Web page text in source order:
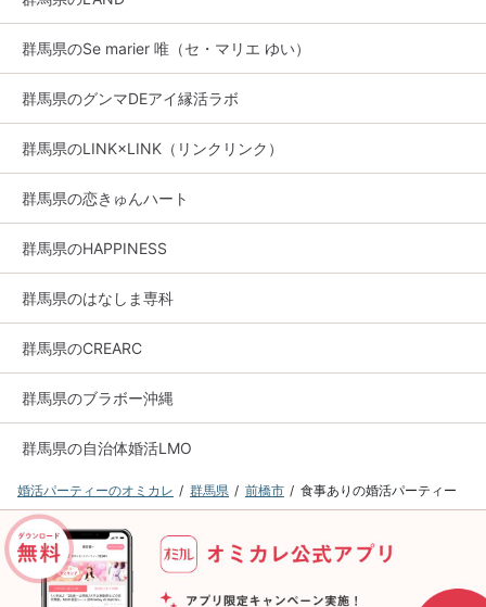
群馬県のSe marier 唯（セ・マリエ ゆい）
群馬県のグンマDEアイ縁活ラボ
群馬県のLINK×LINK（リンクリンク）
群馬県の恋きゅんハート
群馬県のHAPPINESS
群馬県のはなしま専科
群馬県のCREARC
群馬県のブラボー沖縄
群馬県の自治体婚活LMO
婚活パーティーのオミカレ 群馬県 前橋市 食事ありの婚活パーティー